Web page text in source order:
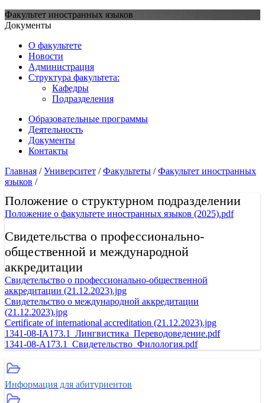
Факультет иностранных языков
Документы
О факультете
Новости
Администрация
Структура факультета:
Кафедры
Подразделения
Образовательные программы
Деятельность
Документы
Контакты
Главная /Университет /Факультеты /Факультет иностранных
языков /
Положение о структурном подразделении
Положение о факультете иностранных языков (2025).pdf
Свидетельства о профессионально-
общественной и международной
аккредитации
Свидетельство о профессионально-общественной
аккредитации (21.12.2023).jpg
Свидетельство о международной аккредитации
(21.12.2023).jpg
Certificate of international accreditation (21.12.2023).jpg
1341-08-IA173.1_Лингвистика_Переводоведение.pdf
1341-08-A173.1_Свидетельство_Филология.pdf
Информация для абитуриентов